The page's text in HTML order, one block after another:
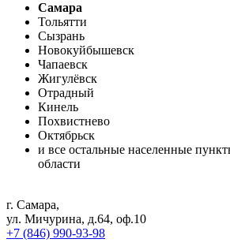
Самара
Тольятти
Сызрань
Новокуйбышевск
Чапаевск
Жигулёвск
Отрадный
Кинель
Похвистнево
Октябрьск
и все остальные населенные
области
г. Самара,
ул. Мичурина, д.64, оф.10
+7 (846) 990-93-98